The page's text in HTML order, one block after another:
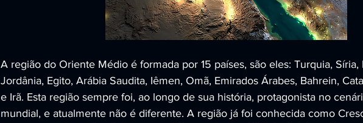
A região do Oriente Médio é formada por 15 países, são eles: Turquia, Síria,
Jordânia, Egito, Arábia Saudita, Iêmen, Omã, Emirados Árabes, Bahrein,
e Irã. Esta região sempre foi, ao longo de sua história, protagonista no
mundial, e atualmente não é diferente. A região já foi conhecida como